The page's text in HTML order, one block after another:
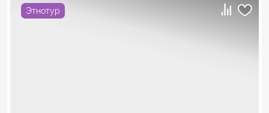
Этнотур